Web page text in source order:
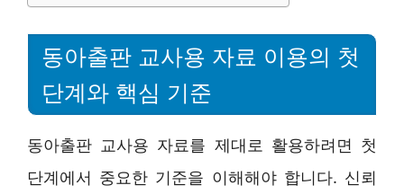
동아출판 교사용 자료 이용의 첫
단계와 핵심 기준
동아출판 교사용 자료를 제대로 활용하려면 첫
단계에서 중요한 기준을 이해해야 합니다. 신뢰